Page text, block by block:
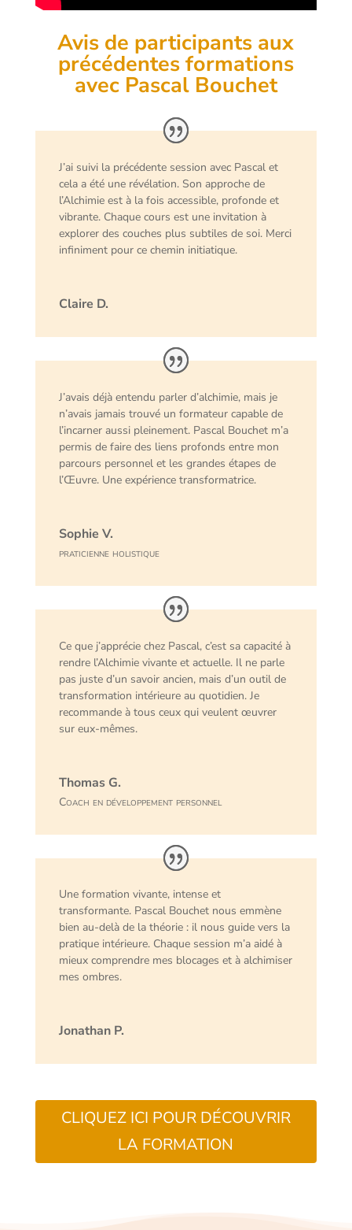
Avis de participants aux
précédentes formations
avec Pascal Bouchet
J’ai suivi la précédente session avec Pascal et
cela a été une révélation. Son approche de
l’Alchimie est à la fois accessible, profonde et
vibrante. Chaque cours est une invitation à
explorer des couches plus subtiles de soi. Merci
infiniment pour ce chemin initiatique.
Claire D.
J’avais déjà entendu parler d’alchimie, mais je
n’avais jamais trouvé un formateur capable de
l’incarner aussi pleinement. Pascal Bouchet m’a
permis de faire des liens profonds entre mon
parcours personnel et les grandes étapes de
l’Œuvre. Une expérience transformatrice.
Sophie V.
praticienne holistique
Ce que j’apprécie chez Pascal, c’est sa capacité à
rendre l’Alchimie vivante et actuelle. Il ne parle
pas juste d’un savoir ancien, mais d’un outil de
transformation intérieure au quotidien. Je
recommande à tous ceux qui veulent œuvrer
sur eux-mêmes.
Thomas G.
Coach en développement personnel
Une formation vivante, intense et
transformante. Pascal Bouchet nous emmène
bien au-delà de la théorie : il nous guide vers la
pratique intérieure. Chaque session m’a aidé à
mieux comprendre mes blocages et à alchimiser
mes ombres.
Jonathan P.
CLIQUEZ ICI POUR DÉCOUVRIR
LA FORMATION